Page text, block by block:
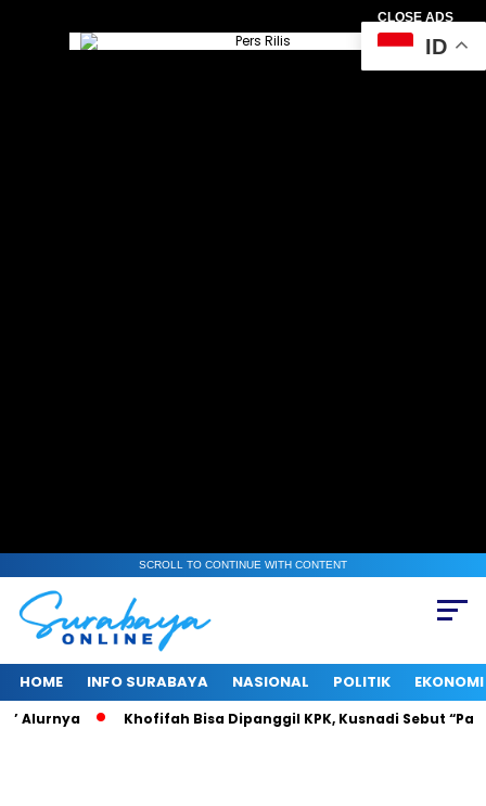
CLOSE ADS
SCROLL TO CONTINUE WITH CONTENT
HOME INFO SURABAYA NASIONAL POLITIK EKONOMI
Khofifah Bisa Dipanggil KPK, Kusnadi Sebut “Pasti
ID